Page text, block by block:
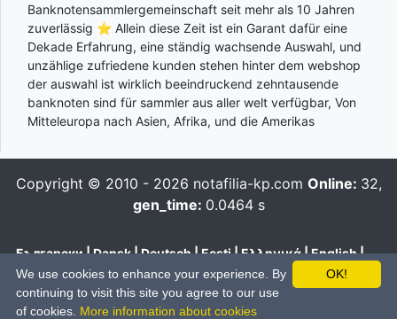
Banknotensammlergemeinschaft seit mehr als 10 Jahren
zuverlässig ⭐ Allein diese Zeit ist ein Garant dafür eine
Dekade Erfahrung, eine ständig wachsende Auswahl, und
unzählige zufriedene kunden stehen hinter dem webshop
der auswahl ist wirklich beeindruckend zehntausende
banknoten sind für sammler aus aller welt verfügbar, Von
Mitteleuropa nach Asien, Afrika, und die Amerikas
Copyright © 2010 - 2026 notafilia-kp.com Online: 32,
gen_time: 0.0464 s
Български|Dansk|Deutsch|Eesti|Ελληνικά|English|
Español|Français|Hrvatski|Italiano|Latviešu Lietuvių
Magyar|Nederlands|Polski|Português|Română|Pусский
Slovenčina|Slovenski|Suomi| Svenska
OK!
We use cookies to enhance your experience. By
continuing to visit this site you agree to our use
of cookies. More information about cookies